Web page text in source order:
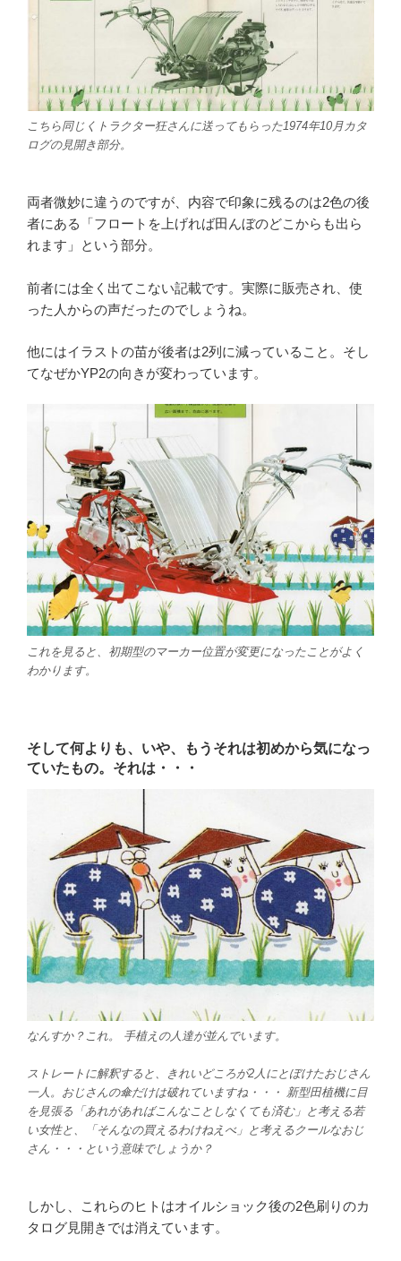
こちら同じくトラクター狂さんに送ってもらった1974年10月カタ
ログの見開き部分。
両者微妙に違うのですが、内容で印象に残るのは2色の後
者にある「フロートを上げれば田んぼのどこからも出ら
れます」という部分。
前者には全く出てこない記載です。実際に販売され、使
った人からの声だったのでしょうね。
他にはイラストの苗が後者は2列に減っていること。そし
てなぜかYP2の向きが変わっています。
これを見ると、初期型のマーカー位置が変更になったことがよく
わかります。
そして何よりも、いや、もうそれは初めから気になっ
ていたもの。それは・・・
なんすか？これ。 手植えの人達が並んでいます。
ストレートに解釈すると、きれいどころが2人にとぼけたおじさん
一人。おじさんの傘だけは破れていますね・・・ 新型田植機に目
を見張る「あれがあればこんなことしなくても済む」と考える若
い女性と、「そんなの買えるわけねえべ」と考えるクールなおじ
さん・・・という意味でしょうか？
しかし、これらのヒトはオイルショック後の2色刷りのカ
タログ見開きでは消えています。